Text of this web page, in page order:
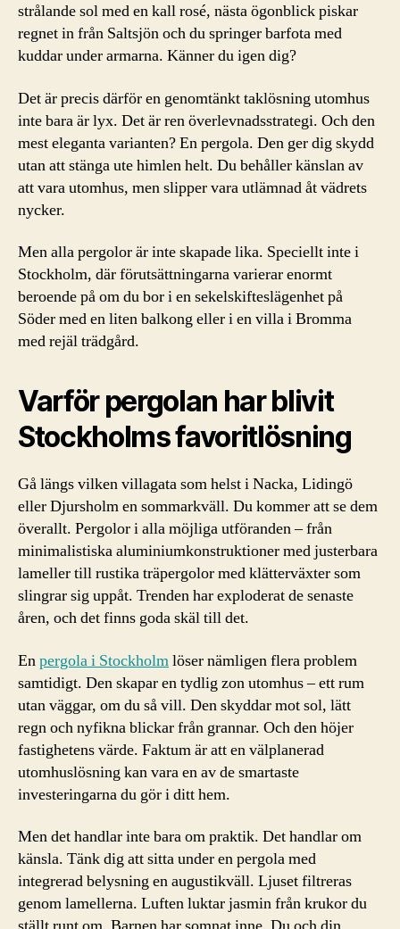
strålande sol med en kall rosé, nästa ögonblick piskar
regnet in från Saltsjön och du springer barfota med
kuddar under armarna. Känner du igen dig?
Det är precis därför en genomtänkt taklösning utomhus
inte bara är lyx. Det är ren överlevnadsstrategi. Och den
mest eleganta varianten? En pergola. Den ger dig skydd
utan att stänga ute himlen helt. Du behåller känslan av
att vara utomhus, men slipper vara utlämnad åt vädrets
nycker.
Men alla pergolor är inte skapade lika. Speciellt inte i
Stockholm, där förutsättningarna varierar enormt
beroende på om du bor i en sekelskifteslägenhet på
Söder med en liten balkong eller i en villa i Bromma
med rejäl trädgård.
Varför pergolan har blivit
Stockholms favoritlösning
Gå längs vilken villagata som helst i Nacka, Lidingö
eller Djursholm en sommarkväll. Du kommer att se dem
överallt. Pergolor i alla möjliga utföranden – från
minimalistiska aluminiumkonstruktioner med justerbara
lameller till rustika träpergolor med klätterväxter som
slingrar sig uppåt. Trenden har exploderat de senaste
åren, och det finns goda skäl till det.
Enpergola i Stockholmlöser nämligen flera problem
samtidigt. Den skapar en tydlig zon utomhus – ett rum
utan väggar, om du så vill. Den skyddar mot sol, lätt
regn och nyfikna blickar från grannar. Och den höjer
fastighetens värde. Faktum är att en välplanerad
utomhuslösning kan vara en av de smartaste
investeringarna du gör i ditt hem.
Men det handlar inte bara om praktik. Det handlar om
känsla. Tänk dig att sitta under en pergola med
integrerad belysning en augustikväll. Ljuset filtreras
genom lamellerna. Luften luktar jasmin från krukor du